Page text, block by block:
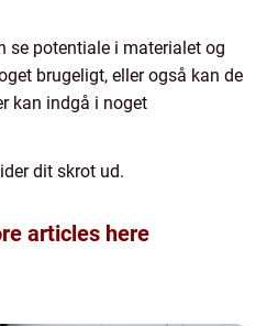
se potentiale i materialet og
brugeligt, eller også kan de
kan indgå i noget
dit skrot ud.
articles here